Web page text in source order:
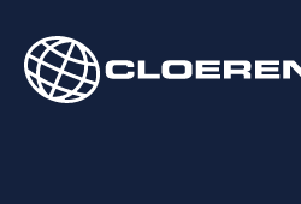
content